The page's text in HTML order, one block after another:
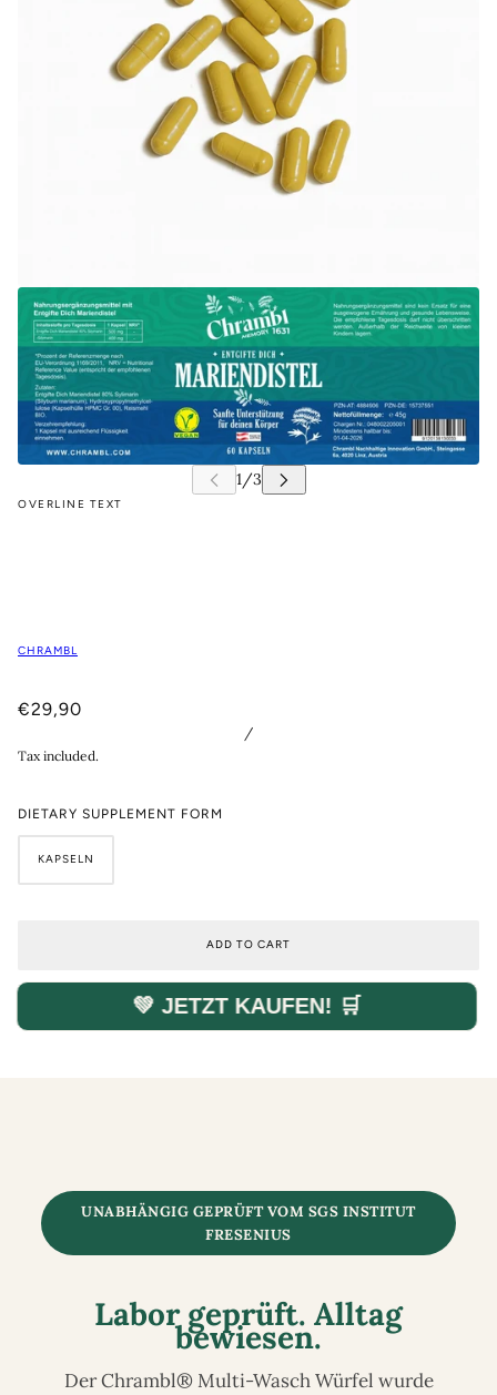
OVERLINE TEXT
CHRAMBL
€29,90
/
Tax included.
DIETARY SUPPLEMENT FORM
KAPSELN
ADD TO CART
💚 JETZT KAUFEN! 🛒
UNABHÄNGIG GEPRÜFT VOM SGS INSTITUT
FRESENIUS
Labor geprüft. Alltag
bewiesen.
Der Chrambl® Multi-Wasch Würfel wurde